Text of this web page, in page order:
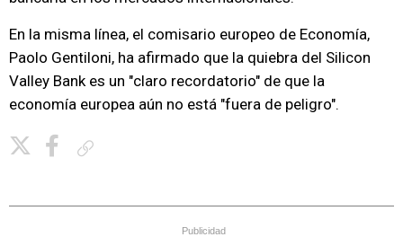
En la misma línea, el comisario europeo de Economía,
Paolo Gentiloni, ha afirmado que la quiebra del Silicon
Valley Bank es un "claro recordatorio" de que la
economía europea aún no está "fuera de peligro".
Publicidad